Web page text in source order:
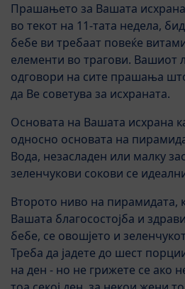
Прашањето за Вашата
во текот на 11-тата недела,
бебе ви требаат повеќе
елементи во трагови. Вашиот
одговори на сите прашања
да Ве советува за исхраната.
Основата на Вашата исхрана
односно основата на
Вода, незасладен или малку
зеленчукови сокови се
Второто ниво на пирамидата,
Вашата благосостојба и
бебе, се овошјето и
Треба да јадете до шест
на ден - но не грижете се ако